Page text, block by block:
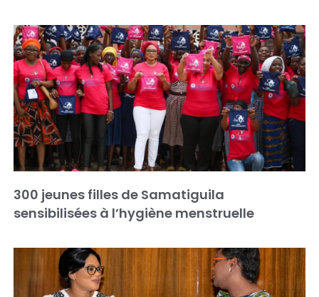
300 jeunes filles de Samatiguila
sensibilisées à l’hygiène menstruelle